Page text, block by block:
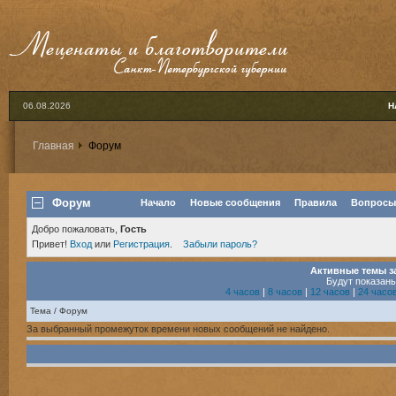
06.08.2026
Главная Форум
Форум Начало Новые сообщения Правила Вопросы
Добро пожаловать, Гость
Привет! Вход или Регистрация Забыли пароль?
Активные темы
Будут
4 часов| 8 часов| 12 часов| 24
Тема / Форум
За выбранный промежуток времени новых сообщений не найдено.